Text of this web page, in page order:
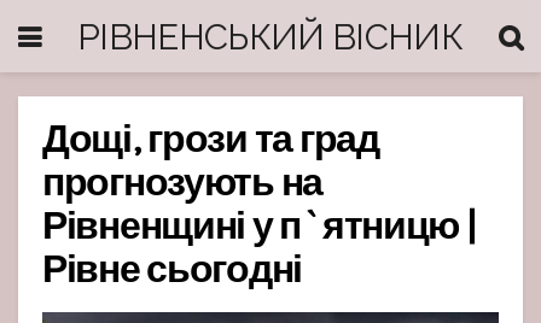
РІВНЕНСЬКИЙ ВІСНИК
Дощі, грози та град
прогнозують на
Рівненщині у п`ятницю |
Рівне сьогодні